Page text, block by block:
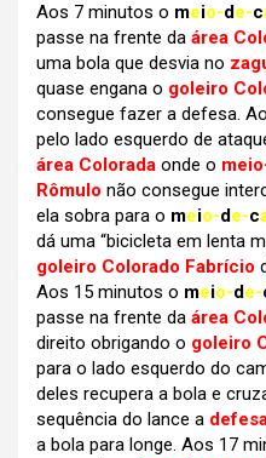
Aos 7 minutos o meio-de-c
passe na frente da área
uma bola que desvia no
quase engana o goleiro
consegue fazer a defesa.
pelo lado esquerdo de
área Colorada onde o
Rômulo não consegue
ela sobra para o meio-de-c
dá uma “bicicleta em lenta
goleiro Colorado Fabrício
Aos 15 minutos o meio-de-
passe na frente da área
direito obrigando o goleiro
para o lado esquerdo do
deles recupera a bola e
sequência do lance a
a bola para longe. Aos 17